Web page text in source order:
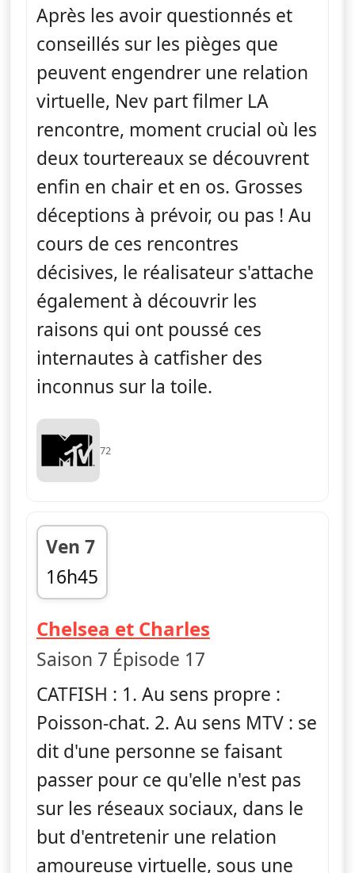
Après les avoir questionnés et
conseillés sur les pièges que
peuvent engendrer une relation
virtuelle, Nev part filmer LA
rencontre, moment crucial où les
deux tourtereaux se découvrent
enfin en chair et en os. Grosses
déceptions à prévoir, ou pas ! Au
cours de ces rencontres
décisives, le réalisateur s'attache
également à découvrir les
raisons qui ont poussé ces
internautes à catfisher des
inconnus sur la toile.
72
Ven 7
16h45
fin 17h26
Chelsea et Charles
Saison 7 Épisode 17
CATFISH : 1. Au sens propre :
Poisson-chat. 2. Au sens MTV : se
dit d'une personne se faisant
passer pour ce qu'elle n'est pas
sur les réseaux sociaux, dans le
but d'entretenir une relation
amoureuse virtuelle, sous une